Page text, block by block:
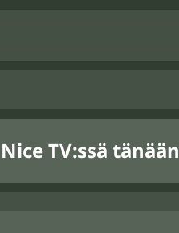
Nice TV:ssä tänään